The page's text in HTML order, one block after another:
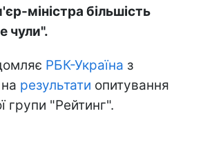
міністра більшість
чули".
РБК-Україна з
результати опитування
групи "Рейтинг".